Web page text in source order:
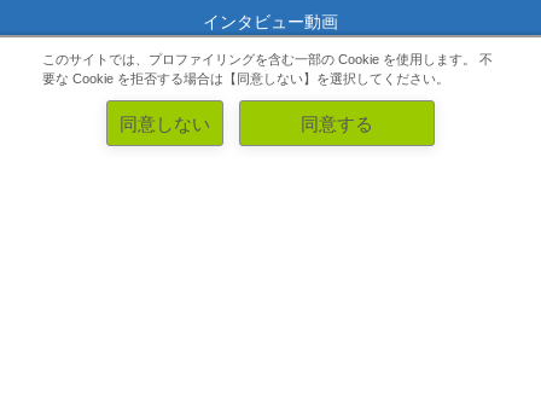
インタビュー動画
チャットインタビューはこちら
お問い合わせ
このサイトでは、プロファイリングを含む一部の Cookie を使用します。
不
要な Cookie を拒否する場合は【同意しない】を選択してください。
同意しない 同意する